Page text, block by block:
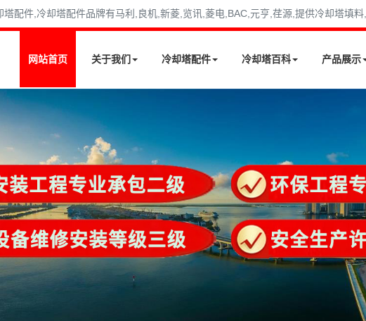
配件,冷却塔配件品牌有马利,良机,新菱,览讯,菱电,BAC,元亨,荏源,提供冷却塔填料
网站首页 关于我们 冷却塔配件 冷却塔百科 产品展示